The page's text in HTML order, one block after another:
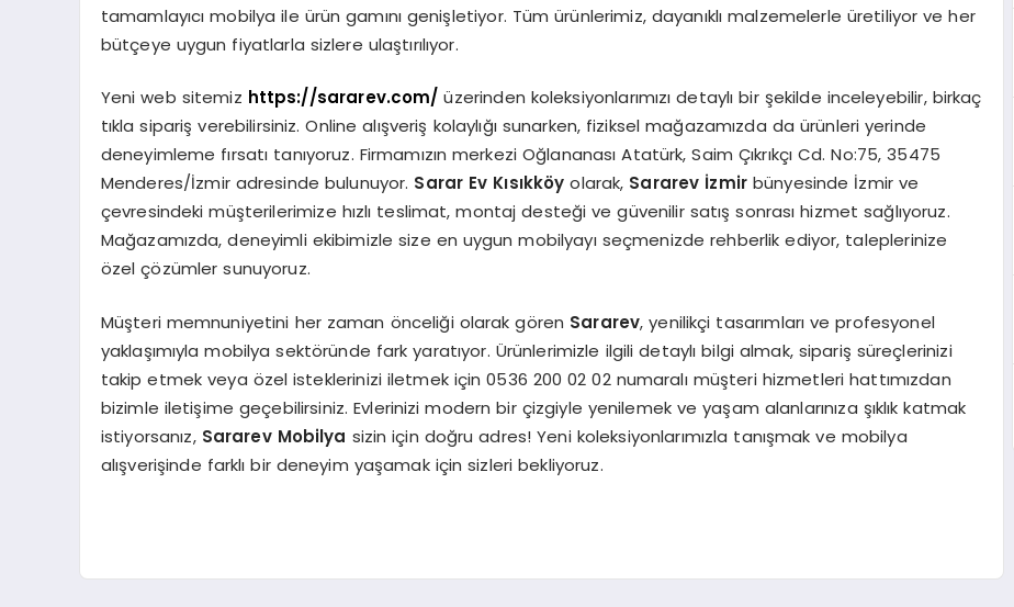
tamamlayıcı mobilya ile ürün gamını genişletiyor. Tüm ürünlerimiz, dayanıklı malzemelerle üretiliyor ve her
bütçeye uygun fiyatlarla sizlere ulaştırılıyor.
Yeni web sitemiz https://sararev.com/ üzerinden koleksiyonlarımızı detaylı bir şekilde inceleyebilir, birkaç
tıkla sipariş verebilirsiniz. Online alışveriş kolaylığı sunarken, fiziksel mağazamızda da ürünleri yerinde
deneyimleme fırsatı tanıyoruz. Firmamızın merkezi Oğlananası Atatürk, Saim Çıkrıkçı Cd. No:75, 35475
Menderes/İzmir adresinde bulunuyor. Sarar Ev Kısıkköy olarak, Sararev İzmir bünyesinde İzmir ve
çevresindeki müşterilerimize hızlı teslimat, montaj desteği ve güvenilir satış sonrası hizmet sağlıyoruz.
Mağazamızda, deneyimli ekibimizle size en uygun mobilyayı seçmenizde rehberlik ediyor, taleplerinize
özel çözümler sunuyoruz.
Müşteri memnuniyetini her zaman önceliği olarak gören Sararev, yenilikçi tasarımları ve profesyonel
yaklaşımıyla mobilya sektöründe fark yaratıyor. Ürünlerimizle ilgili detaylı bilgi almak, sipariş süreçlerinizi
takip etmek veya özel isteklerinizi iletmek için 0536 200 02 02 numaralı müşteri hizmetleri hattımızdan
bizimle iletişime geçebilirsiniz. Evlerinizi modern bir çizgiyle yenilemek ve yaşam alanlarınıza şıklık katmak
istiyorsanız, Sararev Mobilya sizin için doğru adres! Yeni koleksiyonlarımızla tanışmak ve mobilya
alışverişinde farklı bir deneyim yaşamak için sizleri bekliyoruz.